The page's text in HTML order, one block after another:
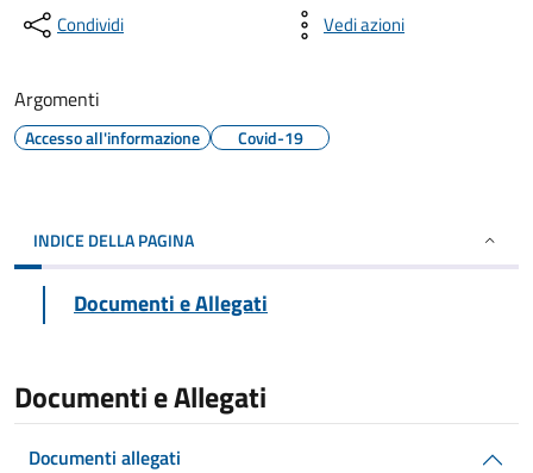
Condividi Vedi azioni
Argomenti
Accesso all'informazione Covid-19
INDICE DELLA PAGINA
Documenti e Allegati
Documenti e Allegati
Documenti allegati